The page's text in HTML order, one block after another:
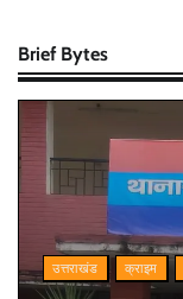
Brief Bytes
उत्तराखंड क्राइम